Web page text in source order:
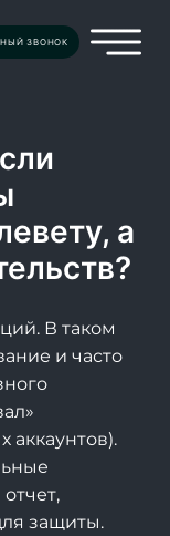
ЗВОНОК
а
В таком
и часто
защиты.